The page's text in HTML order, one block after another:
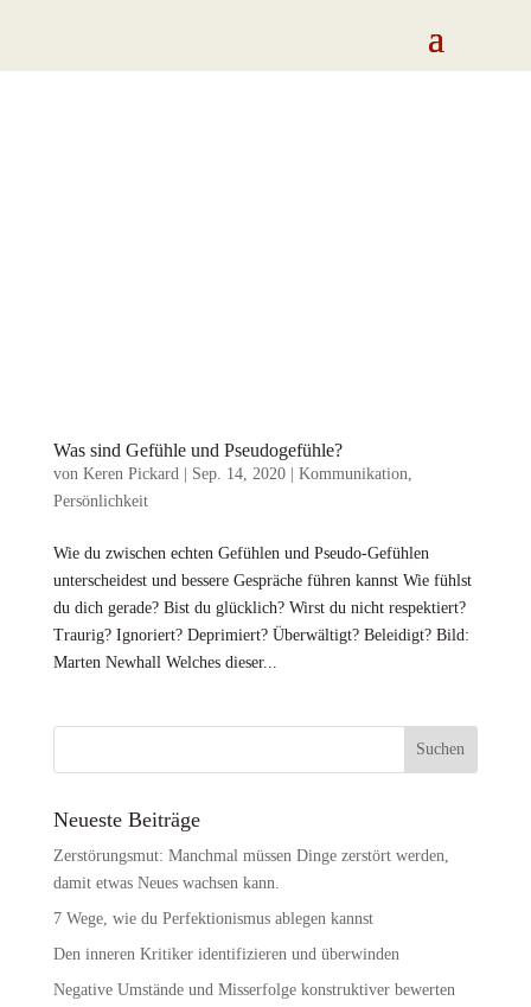
Was sind Gefühle und Pseudogefühle?
von Keren Pickard Sep. 14, 2020| Kommunikation
Persönlichkeit
Wie du zwischen echten Gefühlen und Pseudo-Gefühlen
unterscheidest und bessere Gespräche führen kannst Wie fühlst
du dich gerade? Bist du glücklich? Wirst du nicht respektiert?
Traurig? Ignoriert? Deprimiert? Überwältigt? Beleidigt? Bild:
Marten Newhall Welches dieser...
Neueste Beiträge
Zerstörungsmut: Manchmal müssen Dinge zerstört werden,
damit etwas Neues wachsen kann.
7 Wege, wie du Perfektionismus ablegen kannst
Den inneren Kritiker identifizieren und überwinden
Negative Umstände und Misserfolge konstruktiver bewerten